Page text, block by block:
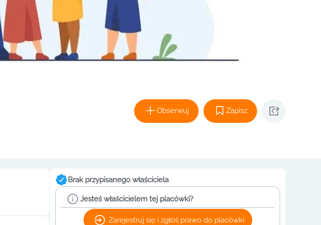
Obserwuj Zapisz
Brak przypisanego właściciela
Jesteś właścicielem tej placówki?
Zarejestruj się i zgłoś prawo do placówki